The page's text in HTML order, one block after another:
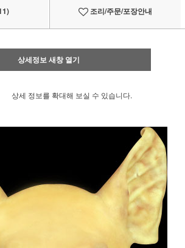
조리/주문/포장안내
상세정보 새창 열기
상세 정보를 확대해 보실 수 있습니다.